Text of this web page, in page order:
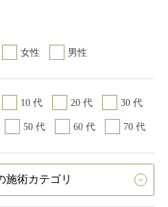
女性 男性
10 代 20 代 30 代
50 代 60 代 70 代